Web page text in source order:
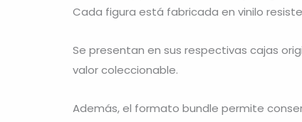
Cada figura está fabricada en vinilo
Se presentan en sus respectivas cajas
valor coleccionable.
Además, el formato bundle permite